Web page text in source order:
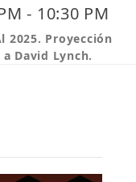
- 10:30 PM
2025. Proyección
David Lynch.